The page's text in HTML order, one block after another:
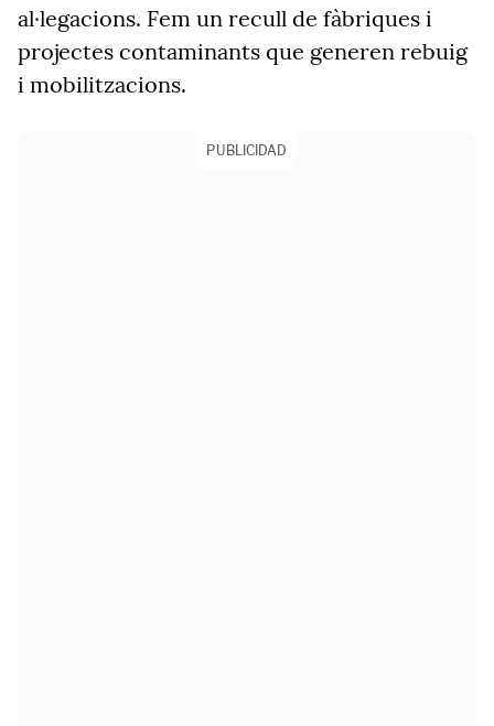
al·legacions. Fem un recull de fàbriques i
projectes contaminants que generen rebuig
i mobilitzacions.
PUBLICIDAD